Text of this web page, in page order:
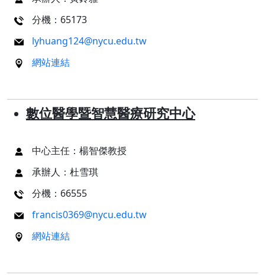
分機：65173
lyhuang124@nycu.edu.tw
網站連結
數位醫學暨智慧醫療研究中心
中心主任：楊智傑教授
承辦人：杜雪琪
分機：66555
francis0369@nycu.edu.tw
網站連結